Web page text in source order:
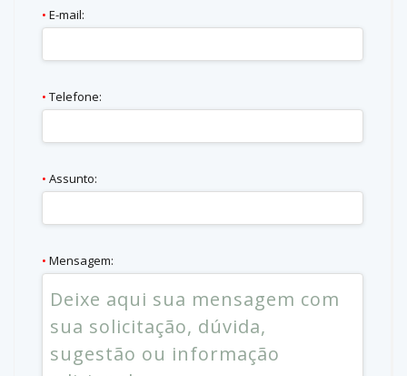
• E-mail:
• Telefone:
• Assunto:
• Mensagem: